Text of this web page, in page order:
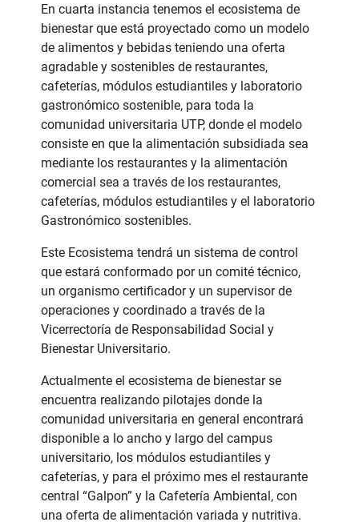
En cuarta instancia tenemos el ecosistema de
bienestar que está proyectado como un modelo
de alimentos y bebidas teniendo una oferta
agradable y sostenibles de restaurantes,
cafeterías, módulos estudiantiles y laboratorio
gastronómico sostenible, para toda la
comunidad universitaria UTP, donde el modelo
consiste en que la alimentación subsidiada sea
mediante los restaurantes y la alimentación
comercial sea a través de los restaurantes,
cafeterías, módulos estudiantiles y el laboratorio
Gastronómico sostenibles.
Este Ecosistema tendrá un sistema de control
que estará conformado por un comité técnico,
un organismo certificador y un supervisor de
operaciones y coordinado a través de la
Vicerrectoría de Responsabilidad Social y
Bienestar Universitario.
Actualmente el ecosistema de bienestar se
encuentra realizando pilotajes donde la
comunidad universitaria en general encontrará
disponible a lo ancho y largo del campus
universitario, los módulos estudiantiles y
cafeterías, y para el próximo mes el restaurante
central “Galpon” y la Cafetería Ambiental, con
una oferta de alimentación variada y nutritiva.